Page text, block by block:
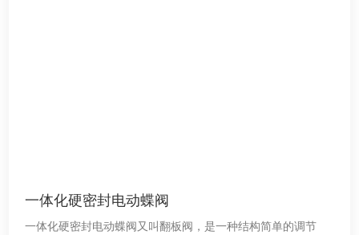
一体化硬密封电动蝶阀
一体化硬密封电动蝶阀又叫翻板阀，是一种结构简单的调节